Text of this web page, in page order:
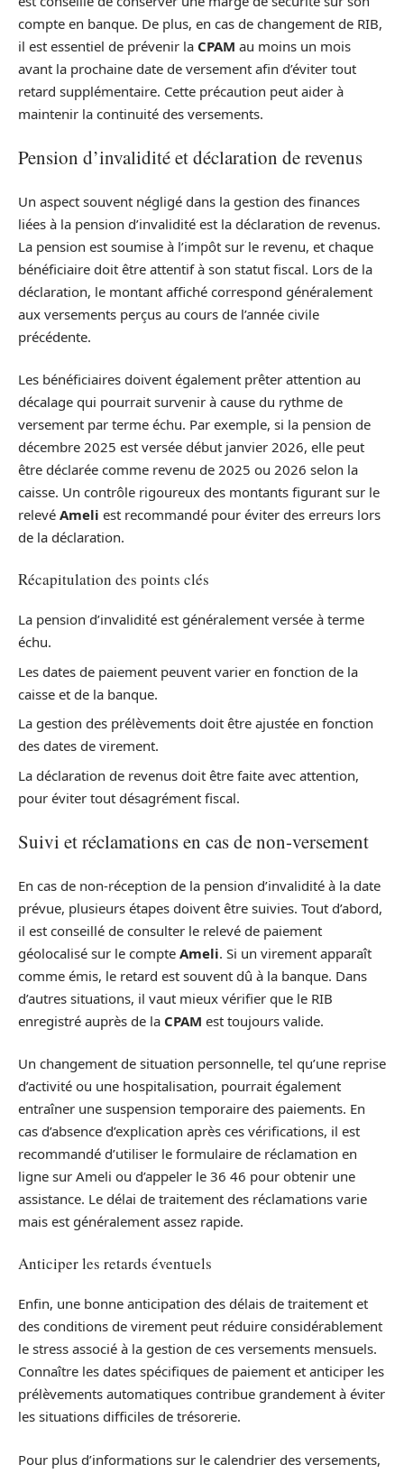
compte en banque. De plus, en cas de changement de RIB,
il est essentiel de prévenir la CPAM au moins un mois
avant la prochaine date de versement afin d’éviter tout
retard supplémentaire. Cette précaution peut aider à
maintenir la continuité des versements.
Pension d’invalidité et déclaration de revenus
Un aspect souvent négligé dans la gestion des finances
liées à la pension d’invalidité est la déclaration de revenus.
La pension est soumise à l’impôt sur le revenu, et chaque
bénéficiaire doit être attentif à son statut fiscal. Lors de la
déclaration, le montant affiché correspond généralement
aux versements perçus au cours de l’année civile
précédente.
Les bénéficiaires doivent également prêter attention au
décalage qui pourrait survenir à cause du rythme de
versement par terme échu. Par exemple, si la pension de
décembre 2025 est versée début janvier 2026, elle peut
être déclarée comme revenu de 2025 ou 2026 selon la
caisse. Un contrôle rigoureux des montants figurant sur le
relevé Ameli est recommandé pour éviter des erreurs lors
de la déclaration.
Récapitulation des points clés
La pension d’invalidité est généralement versée à terme
échu.
Les dates de paiement peuvent varier en fonction de la
caisse et de la banque.
La gestion des prélèvements doit être ajustée en fonction
des dates de virement.
La déclaration de revenus doit être faite avec attention,
pour éviter tout désagrément fiscal.
Suivi et réclamations en cas de non-versement
En cas de non-réception de la pension d’invalidité à la date
prévue, plusieurs étapes doivent être suivies. Tout d’abord,
il est conseillé de consulter le relevé de paiement
géolocalisé sur le compte Ameli. Si un virement apparaît
comme émis, le retard est souvent dû à la banque. Dans
d’autres situations, il vaut mieux vérifier que le RIB
enregistré auprès de la CPAM est toujours valide.
Un changement de situation personnelle, tel qu’une reprise
d’activité ou une hospitalisation, pourrait également
entraîner une suspension temporaire des paiements. En
cas d’absence d’explication après ces vérifications, il est
recommandé d’utiliser le formulaire de réclamation en
ligne sur Ameli ou d’appeler le 36 46 pour obtenir une
assistance. Le délai de traitement des réclamations varie
mais est généralement assez rapide.
Anticiper les retards éventuels
Enfin, une bonne anticipation des délais de traitement et
des conditions de virement peut réduire considérablement
le stress associé à la gestion de ces versements mensuels.
Connaître les dates spécifiques de paiement et anticiper les
prélèvements automatiques contribue grandement à éviter
les situations difficiles de trésorerie.
Pour plus d’informations sur le calendrier des versements,